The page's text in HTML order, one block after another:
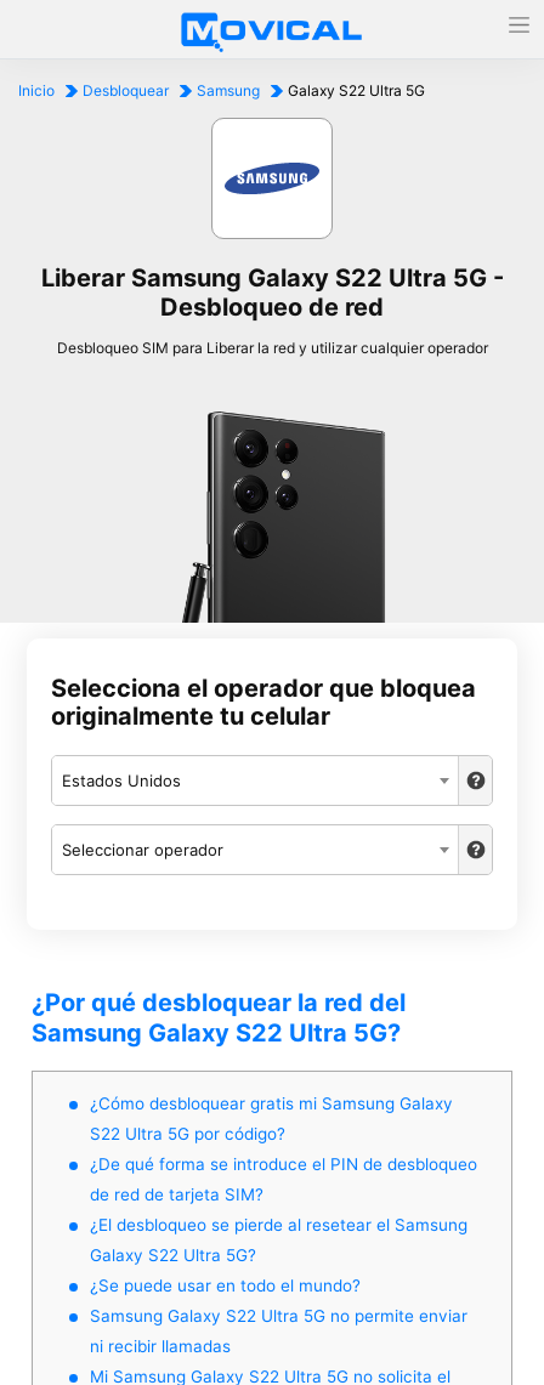
Inicio Desbloquear Samsung Galaxy S22 Ultra 5G
Liberar Samsung Galaxy S22 Ultra 5G -
Desbloqueo de red
Desbloqueo SIM para Liberar la red y utilizar cualquier operador
Selecciona el operador que bloquea
originalmente tu celular
Estados Unidos
Seleccionar operador
¿Por qué desbloquear la red del
Samsung Galaxy S22 Ultra 5G?
¿Cómo desbloquear gratis mi Samsung Galaxy
S22 Ultra 5G por código?
¿De qué forma se introduce el PIN de desbloqueo
de red de tarjeta SIM?
¿El desbloqueo se pierde al resetear el Samsung
Galaxy S22 Ultra 5G?
¿Se puede usar en todo el mundo?
Samsung Galaxy S22 Ultra 5G no permite enviar
ni recibir llamadas
Mi Samsung Galaxy S22 Ultra 5G no solicita el